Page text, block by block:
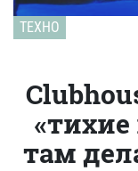
ТЕХНО
там